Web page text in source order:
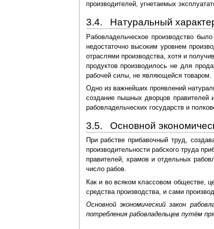
производителей, угнетаемых
3.4. Натуральный
Рабовладельческое производство
недостаточно высоким уровнем
отраслями производства, хотя и
продуктов производилось не для
рабочей силы, не являющейся товаром.
Одно из важнейших проявлений
создание пышных дворцов правителей
рабовладельческих государств и
3.5. Основной
При рабстве прибавочный труд,
производительности рабского труда
правителей, храмов и отдельных
число рабов.
Как и во всяком классовом обществе,
средства производства, и сами
Основной экономический закон
потребления рабовладельцев путём